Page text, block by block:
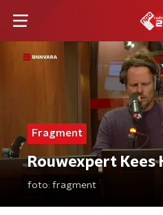
Fragment
Rouwexpert Kees
foto: fragment